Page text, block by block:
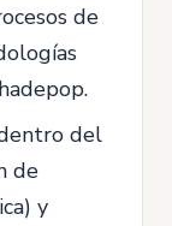
de
del
de
y